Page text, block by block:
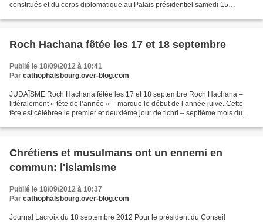
constitués et du corps diplomatique au Palais présidentiel samedi 15
Roch Hachana fêtée les 17 et 18 septembre
Publié le 18/09/2012 à 10:41
Par cathophalsbourg.over-blog.com
JUDAÏSME Roch Hachana fêtée les 17 et 18 septembre Roch Hachana –
littéralement « tête de l’année » – marque le début de l’année juive. Cette
fête est célébrée le premier et deuxième jour de tichri – septième mois du
Chrétiens et musulmans ont un ennemi en
commun: l'islamisme
Publié le 18/09/2012 à 10:37
Par cathophalsbourg.over-blog.com
Journal Lacroix du 18 septembre 2012 Pour le président du Conseil